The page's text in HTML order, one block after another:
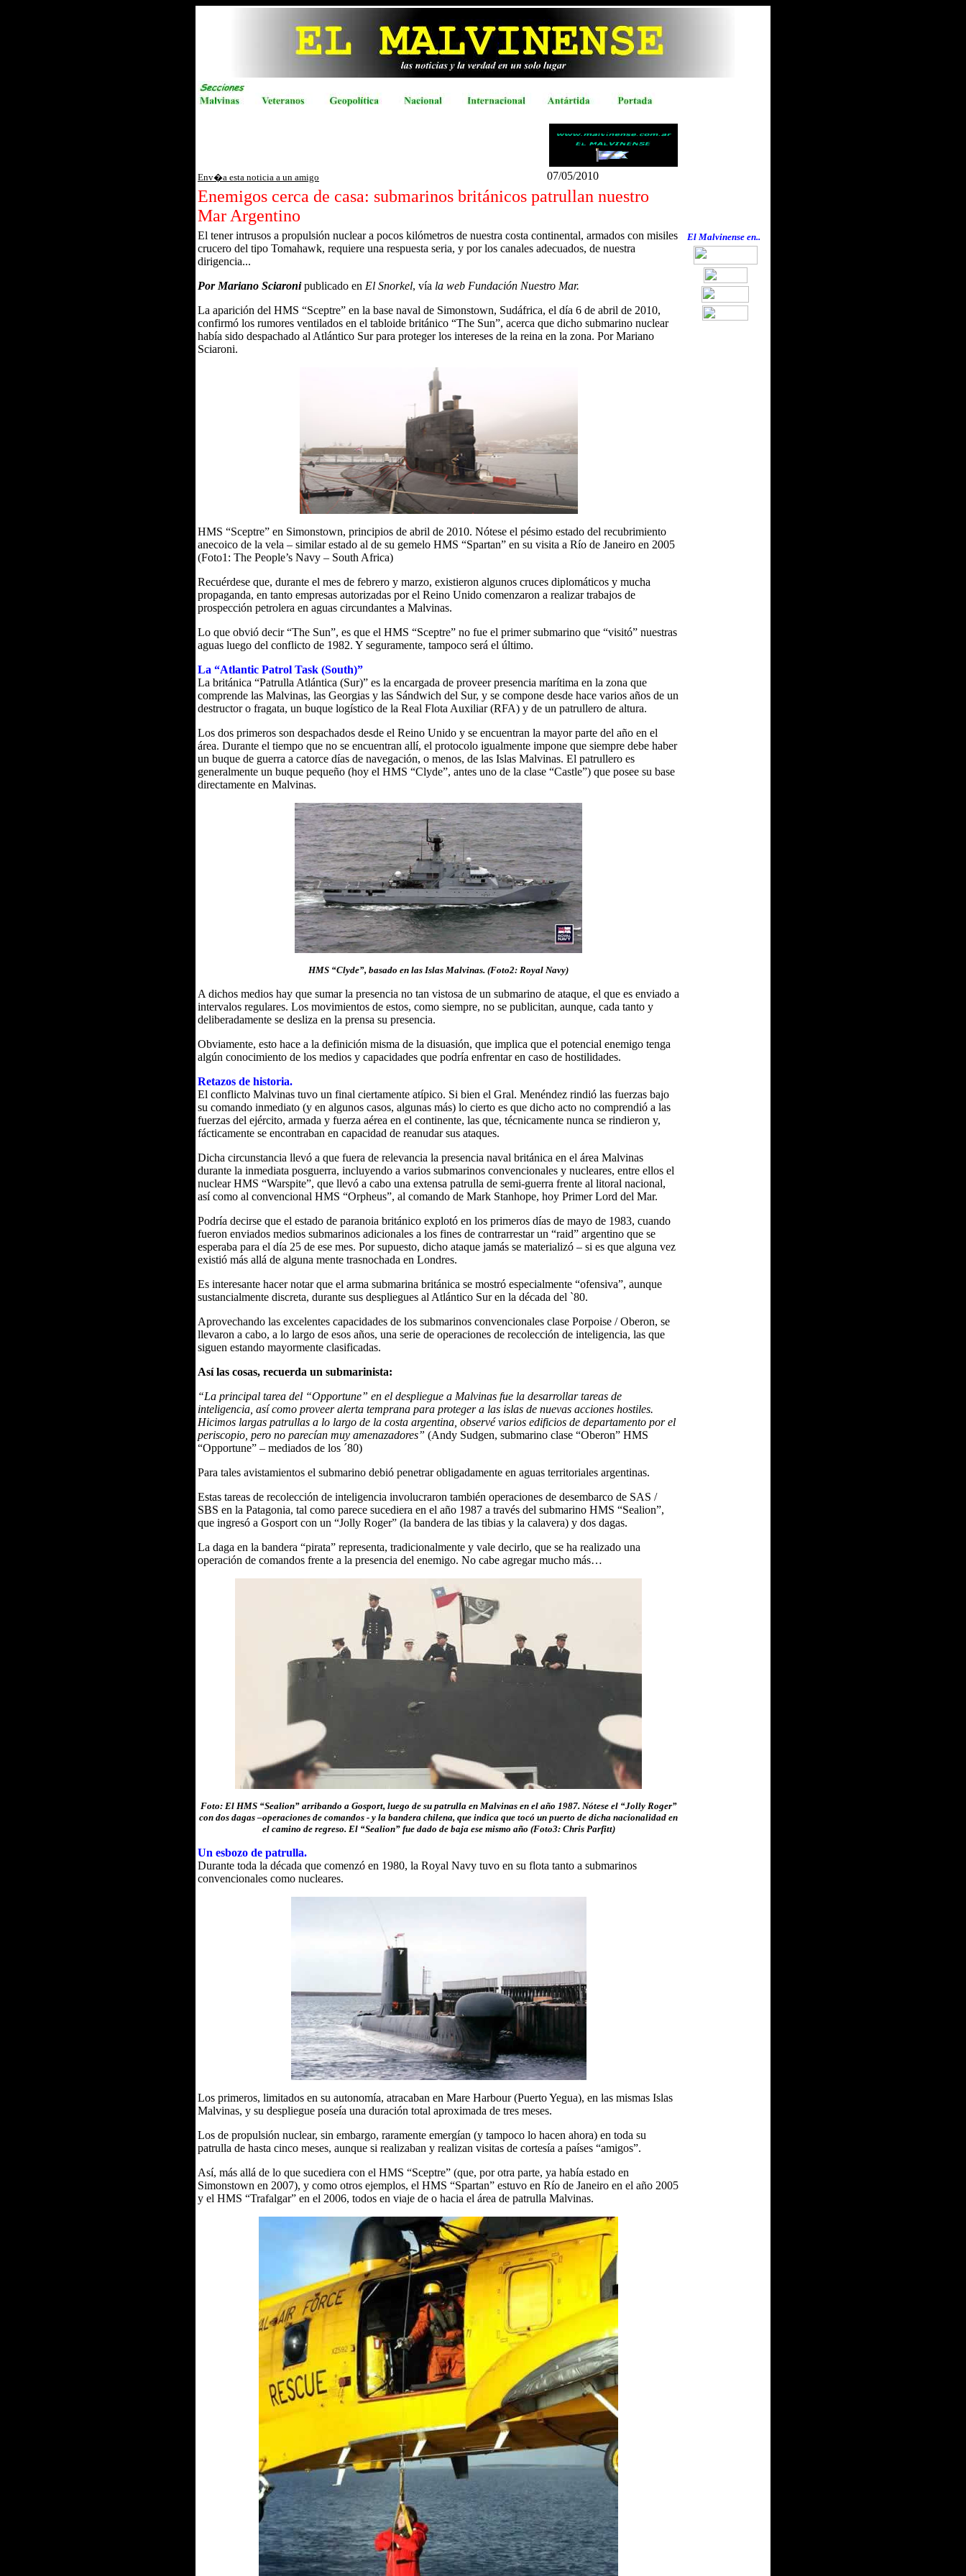
Env�a esta noticia a un amigo 07/05/2010
Enemigos cerca de casa: submarinos británicos patrullan nuestro
Mar Argentino
El tener intrusos a propulsión nuclear a pocos kilómetros de nuestra costa continental, armados con misiles
crucero del tipo Tomahawk, requiere una respuesta seria, y por los canales adecuados, de nuestra
dirigencia...
Por Mariano Sciaronipublicado en El Snorkel, vía la web Fundación Nuestro Mar.
La aparición del HMS “Sceptre” en la base naval de Simonstown, Sudáfrica, el día 6 de abril de 2010,
confirmó los rumores ventilados en el tabloide británico “The Sun”, acerca que dicho submarino nuclear
había sido despachado al Atlántico Sur para proteger los intereses de la reina en la zona. Por Mariano
Sciaroni.
HMS “Sceptre” en Simonstown, principios de abril de 2010. Nótese el pésimo estado del recubrimiento
anecoico de la vela – similar estado al de su gemelo HMS “Spartan” en su visita a Río de Janeiro en 2005
(Foto1: The People’s Navy – South Africa)
Recuérdese que, durante el mes de febrero y marzo, existieron algunos cruces diplomáticos y mucha
propaganda, en tanto empresas autorizadas por el Reino Unido comenzaron a realizar trabajos de
prospección petrolera en aguas circundantes a Malvinas.
Lo que obvió decir “The Sun”, es que el HMS “Sceptre” no fue el primer submarino que “visitó” nuestras
aguas luego del conflicto de 1982. Y seguramente, tampoco será el último.
La “Atlantic Patrol Task (South)”
La británica “Patrulla Atlántica (Sur)” es la encargada de proveer presencia marítima en la zona que
comprende las Malvinas, las Georgias y las Sándwich del Sur, y se compone desde hace varios años de un
destructor o fragata, un buque logístico de la Real Flota Auxiliar (RFA) y de un patrullero de altura.
Los dos primeros son despachados desde el Reino Unido y se encuentran la mayor parte del año en el
área. Durante el tiempo que no se encuentran allí, el protocolo igualmente impone que siempre debe haber
un buque de guerra a catorce días de navegación, o menos, de las Islas Malvinas. El patrullero es
generalmente un buque pequeño (hoy el HMS “Clyde”, antes uno de la clase “Castle”) que posee su base
directamente en Malvinas.
HMS “Clyde”, basado en las Islas Malvinas. (Foto2: Royal Navy)
A dichos medios hay que sumar la presencia no tan vistosa de un submarino de ataque, el que es enviado a
intervalos regulares. Los movimientos de estos, como siempre, no se publicitan, aunque, cada tanto y
deliberadamente se desliza en la prensa su presencia.
Obviamente, esto hace a la definición misma de la disuasión, que implica que el potencial enemigo tenga
algún conocimiento de los medios y capacidades que podría enfrentar en caso de hostilidades.
Retazos de historia.
El conflicto Malvinas tuvo un final ciertamente atípico. Si bien el Gral. Menéndez rindió las fuerzas bajo
su comando inmediato (y en algunos casos, algunas más) lo cierto es que dicho acto no comprendió a las
fuerzas del ejército, armada y fuerza aérea en el continente, las que, técnicamente nunca se rindieron y,
fácticamente se encontraban en capacidad de reanudar sus ataques.
Dicha circunstancia llevó a que fuera de relevancia la presencia naval británica en el área Malvinas
durante la inmediata posguerra, incluyendo a varios submarinos convencionales y nucleares, entre ellos el
nuclear HMS “Warspite”, que llevó a cabo una extensa patrulla de semi-guerra frente al litoral nacional,
así como al convencional HMS “Orpheus”, al comando de Mark Stanhope, hoy Primer Lord del Mar.
Podría decirse que el estado de paranoia británico explotó en los primeros días de mayo de 1983, cuando
fueron enviados medios submarinos adicionales a los fines de contrarrestar un “raid” argentino que se
esperaba para el día 25 de ese mes. Por supuesto, dicho ataque jamás se materializó – si es que alguna vez
existió más allá de alguna mente trasnochada en Londres.
Es interesante hacer notar que el arma submarina británica se mostró especialmente “ofensiva”, aunque
sustancialmente discreta, durante sus despliegues al Atlántico Sur en la década del `80.
Aprovechando las excelentes capacidades de los submarinos convencionales clase Porpoise / Oberon, se
llevaron a cabo, a lo largo de esos años, una serie de operaciones de recolección de inteligencia, las que
siguen estando mayormente clasificadas.
Así las cosas, recuerda un submarinista:
“La principal tarea del “Opportune” en el despliegue a Malvinas fue la desarrollar tareas de
inteligencia, así como proveer alerta temprana para proteger a las islas de nuevas acciones hostiles.
Hicimos largas patrullas a lo largo de la costa argentina, observé varios edificios de departamento por el
periscopio, pero no parecían muy amenazadores” (Andy Sudgen, submarino clase “Oberon” HMS
“Opportune” – mediados de los ´80)
Para tales avistamientos el submarino debió penetrar obligadamente en aguas territoriales argentinas.
Estas tareas de recolección de inteligencia involucraron también operaciones de desembarco de SAS /
SBS en la Patagonia, tal como parece sucediera en el año 1987 a través del submarino HMS “Sealion”,
que ingresó a Gosport con un “Jolly Roger” (la bandera de las tibias y la calavera) y dos dagas.
La daga en la bandera “pirata” representa, tradicionalmente y vale decirlo, que se ha realizado una
operación de comandos frente a la presencia del enemigo. No cabe agregar mucho más…
Foto: El HMS “Sealion” arribando a Gosport, luego de su patrulla en Malvinas en el año 1987. Nótese el “Jolly Roger”
con dos dagas –operaciones de comandos - y la bandera chilena, que indica que tocó un puerto de dicha nacionalidad en
el camino de regreso. El “Sealion” fue dado de baja ese mismo año (Foto3: Chris Parfitt)
Un esbozo de patrulla.
Durante toda la década que comenzó en 1980, la Royal Navy tuvo en su flota tanto a submarinos
convencionales como nucleares.
Los primeros, limitados en su autonomía, atracaban en Mare Harbour (Puerto Yegua), en las mismas Islas
Malvinas, y su despliegue poseía una duración total aproximada de tres meses.
Los de propulsión nuclear, sin embargo, raramente emergían (y tampoco lo hacen ahora) en toda su
patrulla de hasta cinco meses, aunque si realizaban y realizan visitas de cortesía a países “amigos”.
Así, más allá de lo que sucediera con el HMS “Sceptre” (que, por otra parte, ya había estado en
Simonstown en 2007), y como otros ejemplos, el HMS “Spartan” estuvo en Río de Janeiro en el año 2005
y el HMS “Trafalgar” en el 2006, todos en viaje de o hacia el área de patrulla Malvinas.
El Malvinense en..